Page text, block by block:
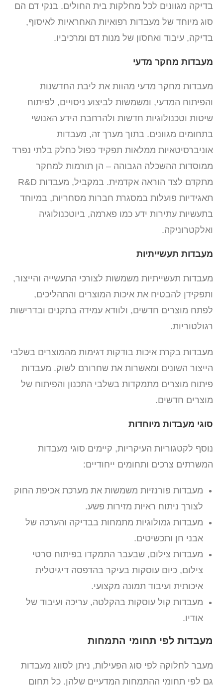
בדיקה מגוונים לכל מחלקות בית החולים. בנקי דם הם
סוג מיוחד של מעבדות רפואיות האחראיות לאיסוף,
בדיקה, עיבוד ואחסון של מנות דם ומרכיביו.
מעבדות מחקר מדעי
מעבדות מחקר מדעי מהוות את ליבת החדשנות
והפיתוח המדעי, ומשמשות לביצוע ניסויים, לפיתוח
שיטות וטכנולוגיות חדשות ולהרחבת הידע האנושי
בתחומים מגוונים. בתוך מערך זה, מעבדות
אוניברסיטאיות ממלאות תפקיד כפול כחלק בלתי נפרד
ממוסדות ההשכלה הגבוהה – הן תורמות למחקר
מתקדם לצד הוראה אקדמית. במקביל, מעבדות R&D
תאגידיות פועלות במסגרת חברות מסחריות, במיוחד
בתעשיות עתירות ידע כמו פארמה, ביוטכנולוגיה
ואלקטרוניקה.
מעבדות תעשייתיות
מעבדות תעשייתיות משמשות לצורכי התעשייה והייצור,
ותפקידן להבטיח את איכות המוצרים והתהליכים,
לפתח מוצרים חדשים, ולוודא עמידה בתקנים ובדרישות
רגולטוריות.
מעבדות בקרת איכות בודקות דגימות מהמוצרים בשלבי
הייצור השונים ומאשרות את שחרורם לשוק. מעבדות
פיתוח מוצרים מתמקדות בשלבי התכנון והפיתוח של
מוצרים חדשים.
סוגי מעבדות מיוחדות
נוסף לקטגוריות העיקריות, קיימים סוגי מעבדות
המשרתים צרכים ותחומים ייחודיים:
מעבדות פורנזיות משמשות את מערכת אכיפת החוק
לצורך ניתוח ראיות מזירות פשע.
מעבדות גמולוגיות מתמחות בבדיקה והערכה של
אבני חן ותכשיטים.
מעבדות צילום, שבעבר התמקדו בפיתוח סרטי
צילום, כיום עוסקות בעיקר בהדפסה דיגיטלית
איכותית ועיבוד תמונה מקצועי.
מעבדות קול עוסקות בהקלטה, עריכה ועיבוד של
אודיו.
מעבדות לפי תחומי התמחות
מעבר לחלוקה לפי סוג הפעילות, ניתן לסווג מעבדות
גם לפי תחומי ההתמחות המדעיים שלהן. כל תחום